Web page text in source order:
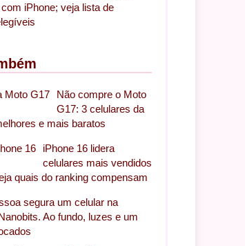
iPhone; veja lista de
Não compre o Moto
G17: 3 celulares da
e mais baratos
iPhone 16 lidera
celulares mais vendidos
quais do ranking compensam